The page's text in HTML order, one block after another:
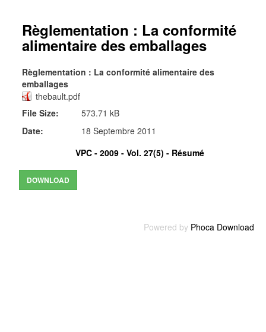
Règlementation : La conformité
alimentaire des emballages
Règlementation : La conformité alimentaire des
emballages
thebault.pdf
File Size:
573.71 kB
Date:
18 Septembre 2011
VPC - 2009 - Vol. 27(5) - Résumé
Powered by Phoca Download